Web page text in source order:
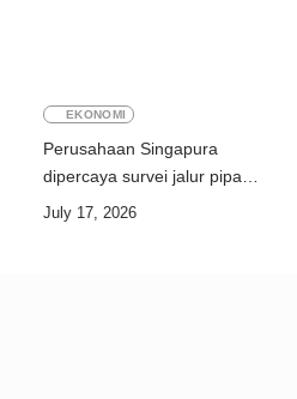
EKONOMI
Perusahaan Singapura
dipercaya survei jalur pipa
ekspor Gas Greater Sunrise
July 17, 2026